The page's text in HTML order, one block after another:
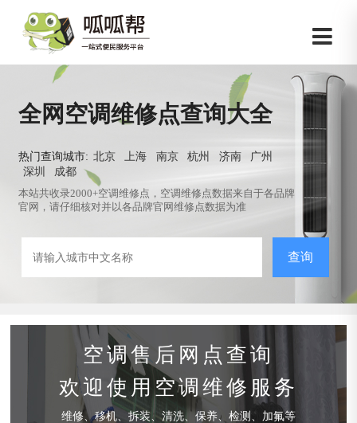
全网空调维修点查询大全
热门查询城市: 北京 上海 南京 杭州 济南
广州
深圳
成都
本站共收录2000+空调维修点，空调维修点数据来自于各品牌
官网，请仔细核对并以各品牌官网维修点数据为准
查询
空调售后网点查询
欢迎使用空调维修服务
维修、移机、拆装、清洗、保养、检测、加氟等